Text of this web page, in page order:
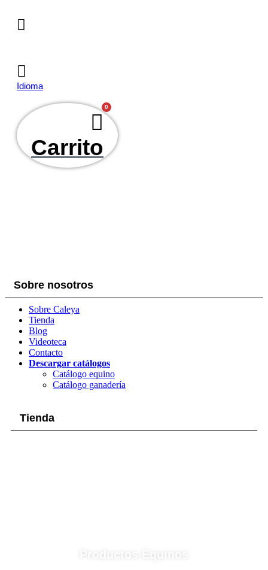
contenido
Idioma
0
Carrito
Sobre nosotros
Sobre Caleya
Tienda
Blog
Videoteca
Contacto
Descargar catálogos
Catálogo equino
Catálogo ganadería
Tienda